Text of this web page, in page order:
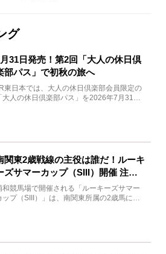
グ
31日発売！第2回「大人の休日倶
部パス」で初秋の旅へ
東日本では、大人の休日倶楽部会員限定の
「大人の休日倶楽部パス」を2026年7月31日
関東2歳戦線の主役は誰だ！ルーキ
ズサマーカップ（SIII）開催 注目
と見どころをチェック
和競馬場で開催される「ルーキーズサマー
ップ（SIII）」は、南関東所属の2歳馬によ